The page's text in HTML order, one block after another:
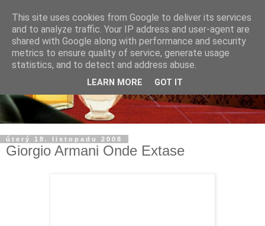
úterý 18. listopadu 2008
Giorgio Armani Onde Extase
This site uses cookies from Google to deliver its services
and to analyze traffic. Your IP address and user-agent are
shared with Google along with performance and security
metrics to ensure quality of service, generate usage
statistics, and to detect and address abuse.
LEARN MORE GOT IT